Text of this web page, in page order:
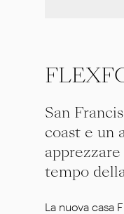
San
coast e un
tempo
La nuova casa